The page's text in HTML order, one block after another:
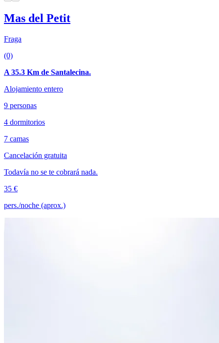
Mas del Petit
Fraga
(0)
A 35.3 Km de Santalecina.
Alojamiento entero
9 personas
4 dormitorios
7 camas
Cancelación gratuita
Todavía no se te cobrará nada.
35 €
pers./noche (aprox.)